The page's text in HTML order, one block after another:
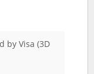
by Visa (3D